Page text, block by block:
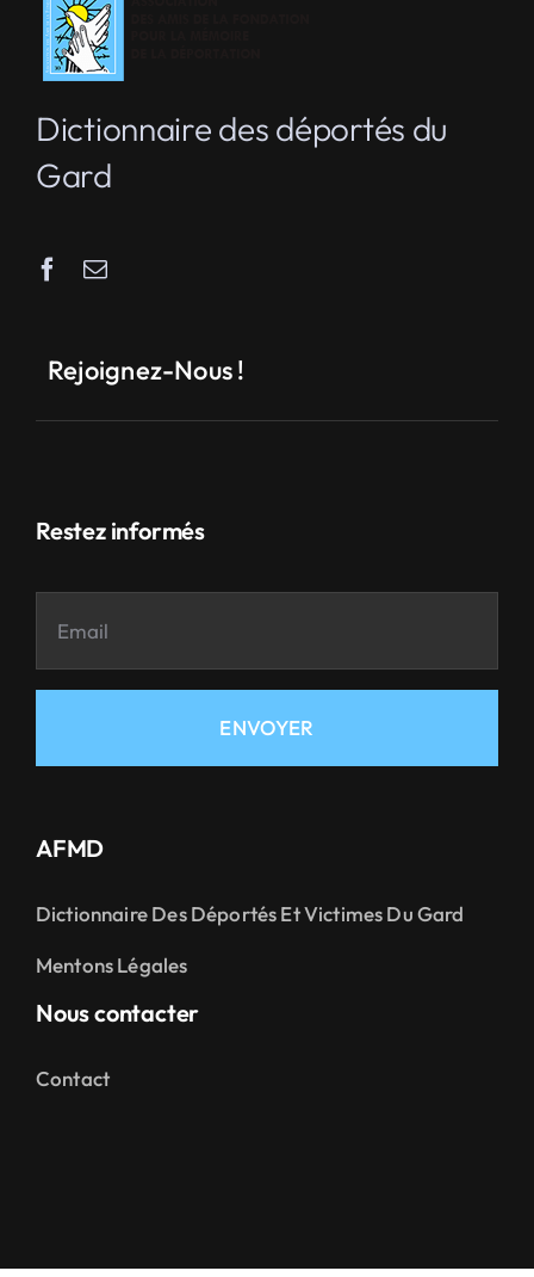
Dictionnaire des déportés du
Gard
Rejoignez-Nous !
Restez informés
ENVOYER
AFMD
Dictionnaire Des Déportés Et Victimes Du Gard
Mentons Légales
Nous contacter
Contact